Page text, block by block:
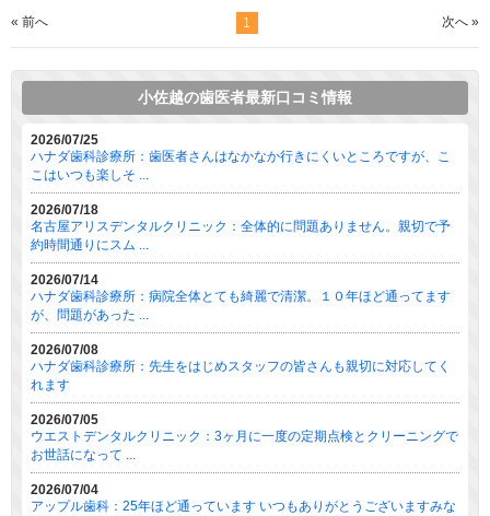
« 前へ 1 次へ »
小佐越の歯医者最新口コミ情報
2026/07/25
ハナダ歯科診療所：歯医者さんはなかなか行きにくいところですが、こ
こはいつも楽しそ ...
2026/07/18
名古屋アリスデンタルクリニック：全体的に問題ありません。親切で予
約時間通りにスム ...
2026/07/14
ハナダ歯科診療所：病院全体とても綺麗で清潔。１０年ほど通ってます
が、問題があった ...
2026/07/08
ハナダ歯科診療所：先生をはじめスタッフの皆さんも親切に対応してく
れます
2026/07/05
ウエストデンタルクリニック：3ヶ月に一度の定期点検とクリーニングで
お世話になって ...
2026/07/04
アップル歯科：25年ほど通っています いつもありがとうございますみな